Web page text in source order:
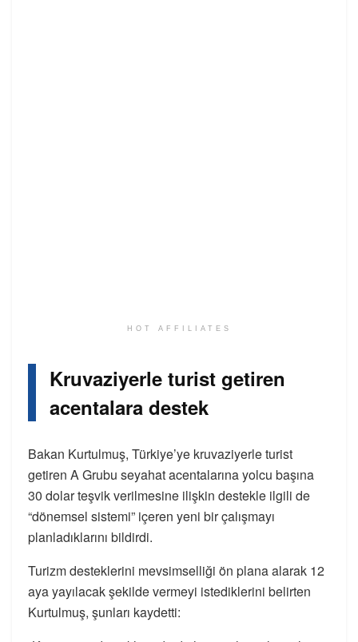
HOT AFFILIATES
Kruvaziyerle turist getiren
acentalara destek
Bakan Kurtulmuş, Türkiye’ye kruvaziyerle turist
getiren A Grubu seyahat acentalarına yolcu başına
30 dolar teşvik verilmesine ilişkin destekle ilgili de
“dönemsel sistemi” içeren yeni bir çalışmayı
planladıklarını bildirdi.
Turizm desteklerini mevsimselliği ön plana alarak 12
aya yayılacak şekilde vermeyi istediklerini belirten
Kurtulmuş, şunları kaydetti: